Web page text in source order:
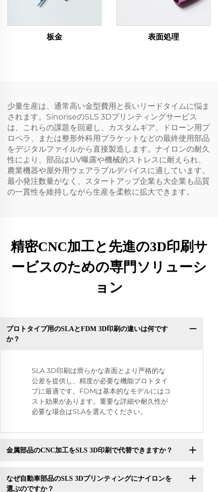
板金 表面処理
少量生産は、通常高い金型費用と長いリードタイムに悩ま
されます。SinoriseのSLS 3Dプリンティングサービス
は、これらの課題を回避し、カスタムギア、ドローン用プ
ロペラ、または整形外科用ブラケットなどの最終使用部品
をデジタルファイルから直接製造します。ナイロンの耐久
性により、部品はUV曝露や機械的ストレスに耐えられ、
農業機器や屋外用ウェアラブルデバイスに適しています。
最小発注数量がなく、スタートアップ企業も大企業も品質
の一貫性を維持しながら生産を柔軟に拡大できます。
精密CNC加工と先進の3D印刷サ
ービスのための専門ソリューシ
ョン
プロトタイプ用のSLAとFDM 3D印刷の違いは何です
か？
SLA 3D印刷は滑らかな表面とより严格的な
公差を提供し、精度が必要な機能プロトタイ
プに最適です。FDMは基本的なモデルにはコ
スト効果があります。重要な詳細や耐久性が
必要な場合はSLAを選んでください。
金属部品のCNC加工をSLS 3D印刷で代替できますか？
なぜ自動車部品のSLS 3Dプリンティングにナイロンを
選ぶのですか？